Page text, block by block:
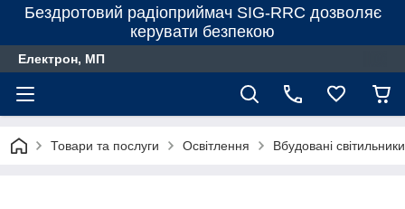
Бездротовий радіоприймач SIG-RRC дозволяє
керувати безпекою
Електрон, МП
Товари та послуги Освітлення Вбудовані світильники